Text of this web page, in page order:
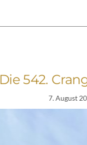
Die 542.
7. August